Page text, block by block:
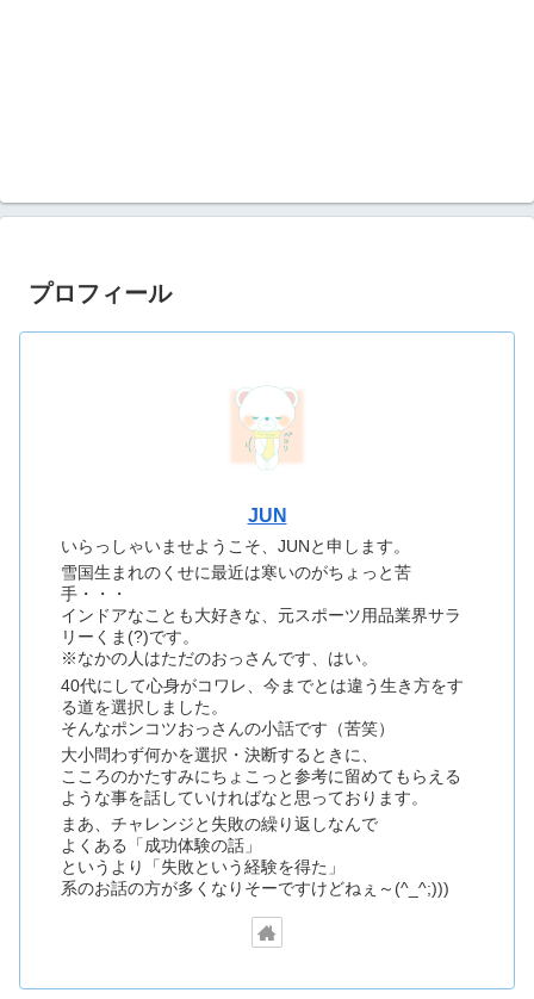
プロフィール
JUN
いらっしゃいませようこそ、JUNと申します。
雪国生まれのくせに最近は寒いのがちょっと苦
手・・・
インドアなことも大好きな、元スポーツ用品業界サラ
リーくま(?)です。
※なかの人はただのおっさんです、はい。
40代にして心身がコワレ、今までとは違う生き方をす
る道を選択しました。
そんなポンコツおっさんの小話です（苦笑）
大小問わず何かを選択・決断するときに、
こころのかたすみにちょこっと参考に留めてもらえる
ような事を話していければなと思っております。
まあ、チャレンジと失敗の繰り返しなんで
よくある「成功体験の話」
というより「失敗という経験を得た」
系のお話の方が多くなりそーですけどねぇ～(^_^;)))